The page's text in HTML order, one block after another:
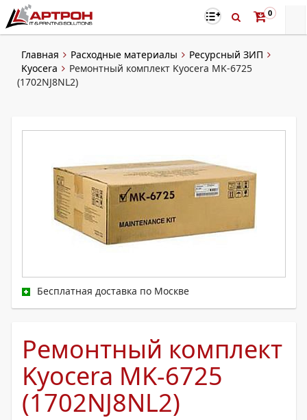
0
Главная Расходные материалы
Ресурсный ЗИП
Kyocera
Ремонтный комплект Kyocera MK-6725
(1702NJ8NL2)
Бесплатная доставка по Москве
Ремонтный комплект
Kyocera MK-6725
(1702NJ8NL2)